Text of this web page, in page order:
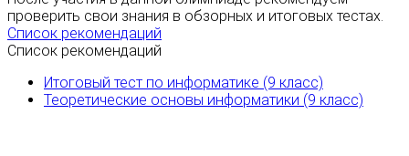
проверить свои знания в обзорных и итоговых тестах.
Список рекомендаций
Список рекомендаций
Итоговый тест по информатике (9 класс)
Теоретические основы информатики (9 класс)